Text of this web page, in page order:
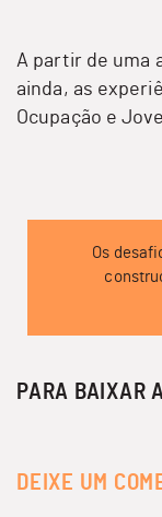
A partir de uma
ainda, as
Ocupação e
Os
PARA BAIXAR
DEIXE UM